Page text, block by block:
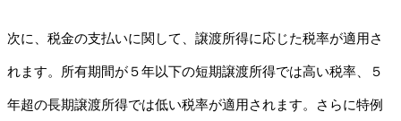
次に、税金の支払いに関して、譲渡所得に応じた税率が適用さ
れます。所有期間が５年以下の短期譲渡所得では高い税率、５
年超の長期譲渡所得では低い税率が適用されます。さらに特例